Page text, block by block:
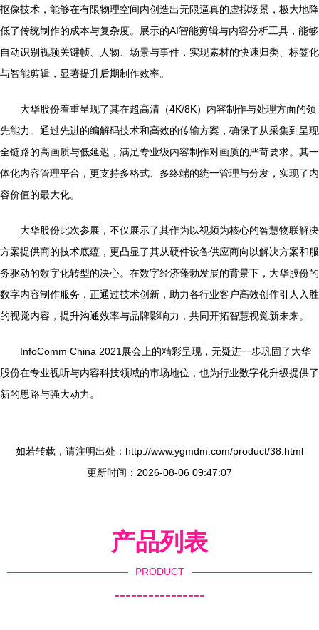
抠像技术，能够在有限物理空间内创造出无限逼真的虚拟场景，极大地降
低了传统制作的成本与复杂度。展示的AI智能剪辑与内容分析工具，能够
自动识别视频关键帧、人物、场景与事件，实现素材的快速归类、标签化
与智能剪辑，显著提升后期制作效率。
大华股份着重呈现了其在超高清（4K/8K）内容制作与处理方面的领
先能力。通过先进的编解码技术和高效的传输方案，确保了从采集到呈现
全链路的高画质与低延迟，满足专业级内容制作对画质的严苛要求。其一
体化内容管理平台，更支持多格式、多终端的统一管理与分发，实现了内
容价值的最大化。
大华股份此次参展，不仅展示了其作为以视频为核心的智慧物联解决
方案提供商的技术底蕴，更凸显了其从硬件设备供应商向以解决方案和服
务驱动的数字化转型的决心。在数字经济蓬勃发展的背景下，大华股份的
数字内容制作服务，正通过技术创新，助力各行业客户高效创作引人入胜
的视觉内容，提升沟通效率与品牌影响力，共同开拓智慧视觉新未来。
InfoComm China 2021展会上的精彩呈现，无疑进一步巩固了大华
股份在专业视听与内容科技领域的市场地位，也为行业数字化升级提供了
新的思路与强大动力。
如若转载，请注明出处：http://www.ygmdm.com/product/38.html
更新时间：2026-08-06 09:47:07
产品列表
PRODUCT
----------------